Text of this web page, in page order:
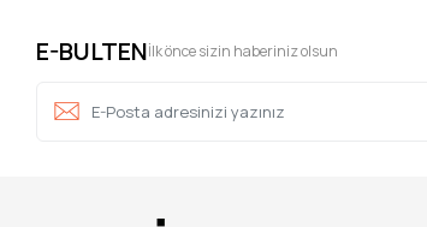
E-BULTENİlk önce sizin haberiniz olsun